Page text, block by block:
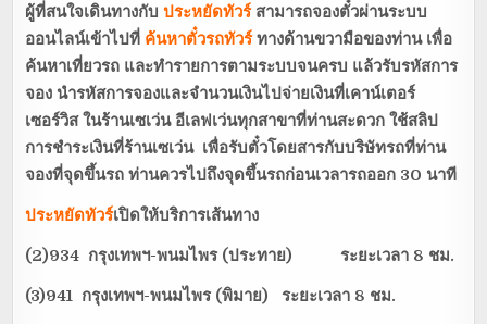
ผู้ที่สนใจเดินทางกับประหยัดทัวร์สามารถจองตั๋วผ่านระบบ
ออนไลน์เข้าไปที่ ค้นหาตั๋วรถทัวร์ทางด้านขวามือของท่าน เพื่อ
ค้นหาเที่ยวรถ และทำรายการตามระบบจนครบ แล้วรับรหัสการ
จอง นำรหัสการจองและจำนวนเงินไปจ่ายเงินที่เคาน์เตอร์
เซอร์วิส ในร้านเซเว่น อีเลฟเว่นทุกสาขาที่ท่านสะดวก ใช้สลิป
การชำระเงินที่ร้านเซเว่น เพื่อรับตั๋วโดยสารกับบริษัทรถที่ท่าน
จองที่จุดขึ้นรถ ท่านควรไปถึงจุดขึ้นรถก่อนเวลารถออก 30 นาที
ประหยัดทัวร์เปิดให้บริการเส้นทาง
(2)934 กรุงเทพฯ-พนมไพร (ประทาย) ระยะเวลา 8 ชม.
(3)941 กรุงเทพฯ-พนมไพร (พิมาย) ระยะเวลา 8 ชม.